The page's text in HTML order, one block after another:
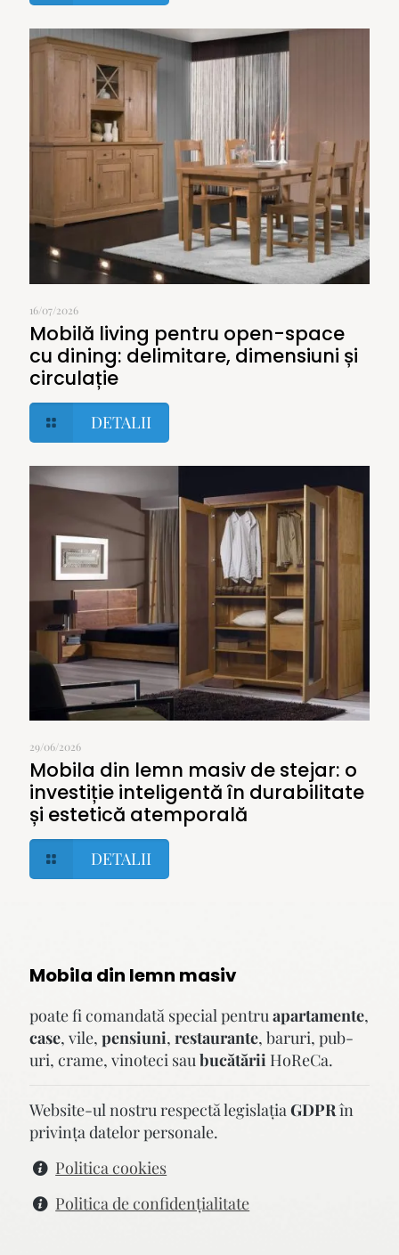
16/07/2026
Mobilă living pentru open-space
cu dining: delimitare, dimensiuni și
circulație
DETALII
29/06/2026
Mobila din lemn masiv de stejar: o
investiție inteligentă în durabilitate
și estetică atemporală
DETALII
Mobila din lemn masiv
poate fi comandată special pentruapartamente,
case, vile, pensiuni, restaurante, baruri, pub-
uri, crame, vinoteci saubucătării HoReCa.
Website-ul nostru respectă legislaţiaGDPRîn
privinţa datelor personale.
Politica cookies
Politica de confidenţialitate